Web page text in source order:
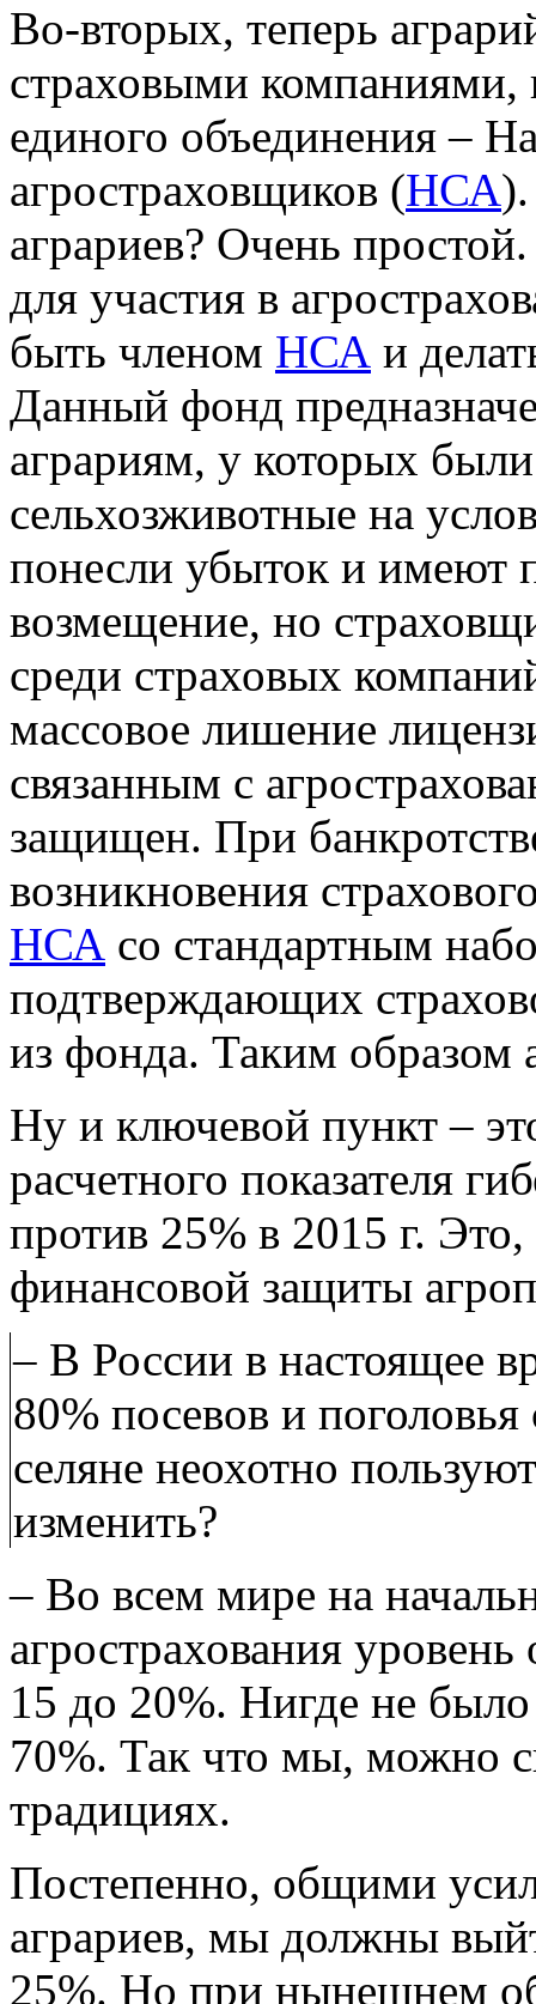
Во-вторых, теперь
страховыми компаниями,
единого объединения –
агростраховщиков (НСА
аграриев? Очень
для участия в
быть членом НСА и
Данный фонд
аграриям, у которых
сельхозживотные на
понесли убыток и имеют
возмещение, но
среди страховых
массовое лишение
связанным с
защищен. При
возникновения
НСА со стандартным
подтверждающих
из фонда. Таким образом
Ну и ключевой пункт –
расчетного показателя
против 25% в 2015 г.
финансовой защиты
– В России в настоящее
80% посевов и
селяне неохотно
изменить?
– Во всем мире на
агрострахования
15 до 20%. Нигде не было
70%. Так что мы, можно
традициях.
Постепенно, общими
аграриев, мы должны
25%. Но при нынешнем